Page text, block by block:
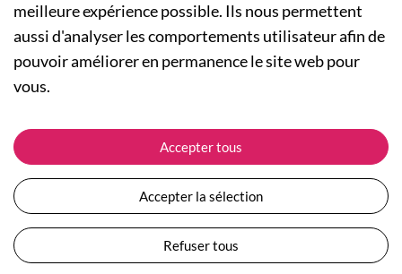
A PROPOS
Qui sommes-nous ?
Actualités
Nos engagements
Plan du site
Devenir revendeur
Collection Femme
Collection Enfants
Les Totebags
Nos différents thèmes
ASSISTANCE
Suivre ma commande
Expédition et livraison
Retour et remboursement
Moyens de paiement
Questions / Réponses
Conditions générales de vente
meilleure expérience possible. Ils nous permettent
aussi d'analyser les comportements utilisateur afin de
pouvoir améliorer en permanence le site web pour
vous.
Accepter tous
Accepter la sélection
Refuser tous